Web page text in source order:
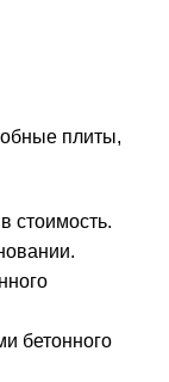
плиты,
стоимость.
бетонного